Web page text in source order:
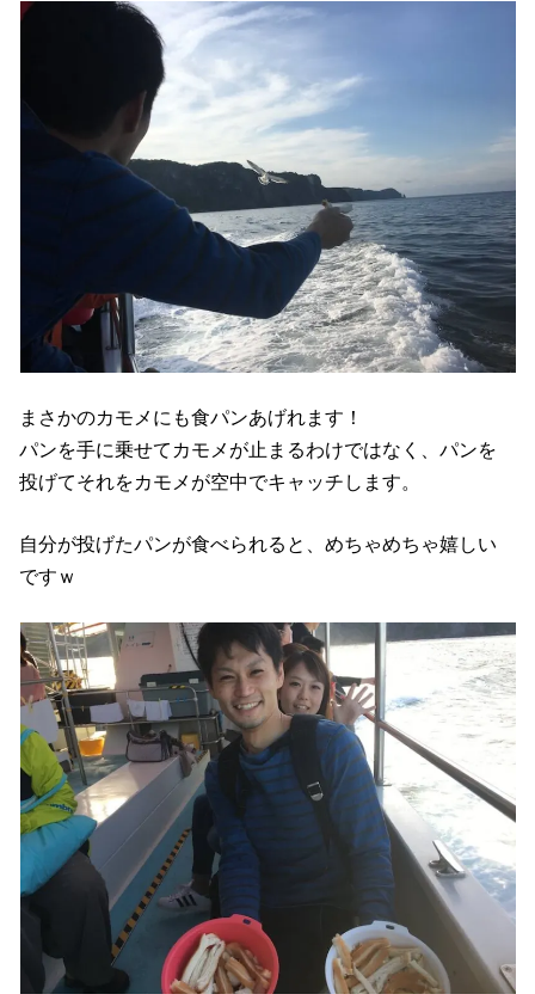
まさかのカモメにも食パンあげれます！
パンを手に乗せてカモメが止まるわけではなく、パンを
投げてそれをカモメが空中でキャッチします。
自分が投げたパンが食べられると、めちゃめちゃ嬉しい
ですｗ